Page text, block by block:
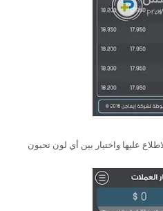
عليها واختيار بين أي لون تحبون